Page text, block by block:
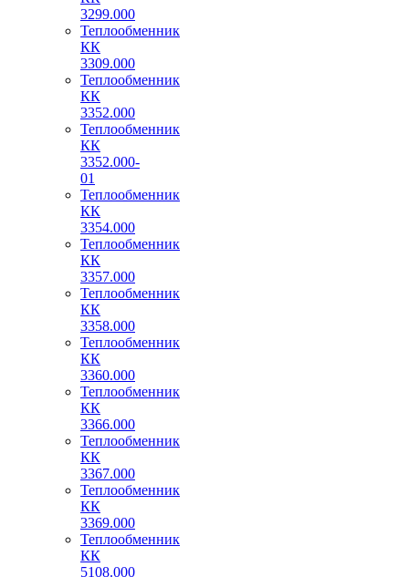
3299.000
Теплообменник
КК
3309.000
Теплообменник
КК
3352.000
Теплообменник
КК
3352.000-
01
Теплообменник
КК
3354.000
Теплообменник
КК
3357.000
Теплообменник
КК
3358.000
Теплообменник
КК
3360.000
Теплообменник
КК
3366.000
Теплообменник
КК
3367.000
Теплообменник
КК
3369.000
Теплообменник
КК
5108.000